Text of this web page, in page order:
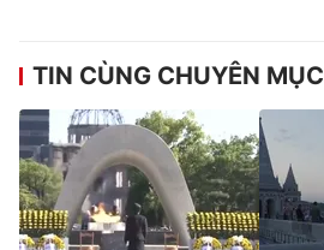
TIN CÙNG CHUYÊN MỤC